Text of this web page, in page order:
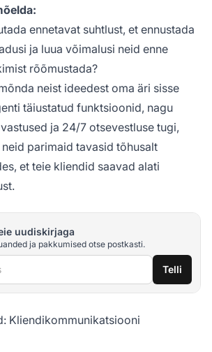
ennetavat suhtlust, et ennustada
ja luua võimalusi neid enne
rõõmustada?
neist ideedest oma äri sisse
täiustatud funktsioonid, nagu
ja 24/7 otsevestluse tugi,
parimaid tavasid tõhusalt
et teie kliendid saavad alati
uudiskirjaga
ja pakkumised otse postkasti.
Telli
Kliendikommunikatsiooni